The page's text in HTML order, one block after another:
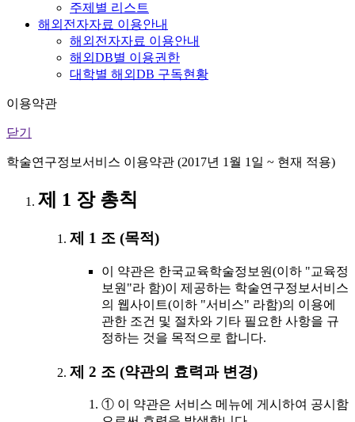
주제별 리스트
해외전자자료 이용안내
해외전자자료 이용안내
해외DB별 이용권한
대학별 해외DB 구독현황
이용약관
닫기
학술연구정보서비스 이용약관 (2017년 1월 1일 ~ 현재 적용)
제 1 장 총칙
제 1 조 (목적)
이 약관은 한국교육학술정보원(이하 "교육정
보원"라 함)이 제공하는 학술연구정보서비스
의 웹사이트(이하 "서비스" 라함)의 이용에
관한 조건 및 절차와 기타 필요한 사항을 규
정하는 것을 목적으로 합니다.
제 2 조 (약관의 효력과 변경)
① 이 약관은 서비스 메뉴에 게시하여 공시함